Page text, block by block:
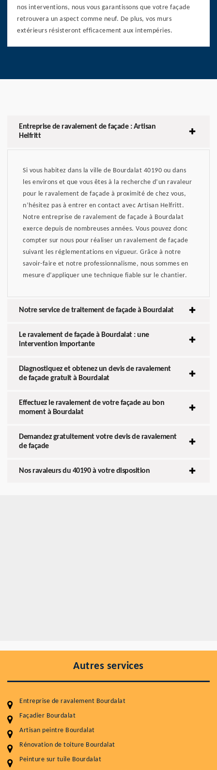
nos interventions, nous vous garantissons que votre façade
retrouvera un aspect comme neuf. De plus, vos murs
extérieurs résisteront efficacement aux intempéries.
Entreprise de ravalement de façade : Artisan
Helfritt
Si vous habitez dans la ville de Bourdalat 40190 ou dans
les environs et que vous êtes à la recherche d’un ravaleur
pour le ravalement de façade à proximité de chez vous,
n’hésitez pas à entrer en contact avec Artisan Helfritt.
Notre entreprise de ravalement de façade à Bourdalat
exerce depuis de nombreuses années. Vous pouvez donc
compter sur nous pour réaliser un ravalement de façade
suivant les réglementations en vigueur. Grâce à notre
savoir-faire et notre professionnalisme, nous sommes en
mesure d’appliquer une technique fiable sur le chantier.
Notre service de traitement de façade à Bourdalat
Le ravalement de façade à Bourdalat : une
intervention importante
Diagnostiquez et obtenez un devis de ravalement
de façade gratuit à Bourdalat
Effectuez le ravalement de votre façade au bon
moment à Bourdalat
Demandez gratuitement votre devis de ravalement
de façade
Nos ravaleurs du 40190 à votre disposition
Autres services
Entreprise de ravalement Bourdalat
Façadier Bourdalat
Artisan peintre Bourdalat
Rénovation de toiture Bourdalat
Peinture sur tuile Bourdalat
Entretenir votre toiture, c'est préserver sa
durabilité